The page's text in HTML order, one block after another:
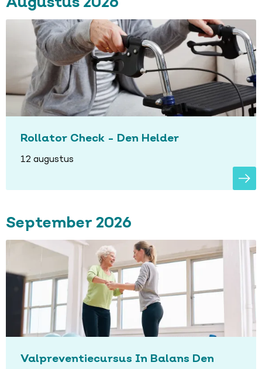
Augustus 2026
Rollator Check - Den Helder
12 augustus
September 2026
Valpreventiecursus In Balans Den